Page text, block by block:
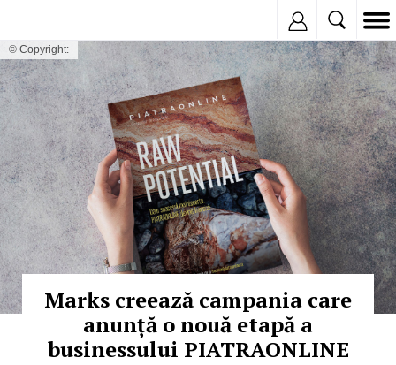
© Copyright:
Marks creează campania care
anunță o nouă etapă a
businessului PIATRAONLINE